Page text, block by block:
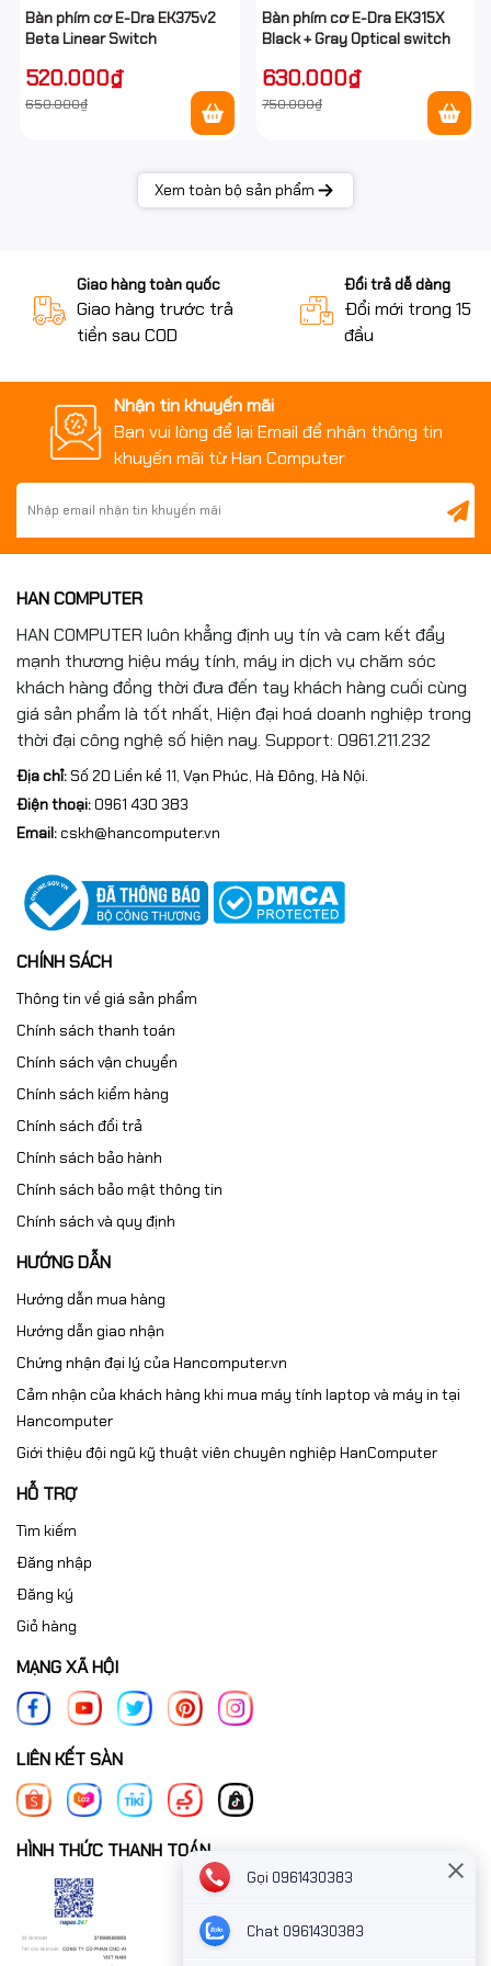
Bàn phím cơ E-Dra EK375v2
Beta Linear Switch
520.000₫
650.000₫
Bàn phím cơ E-Dra EK315X
Black + Gray Optical switch
630.000₫
750.000₫
Xem toàn bộ sản phẩm
Giao hàng toàn quốc
Giao hàng trước trả
tiền sau COD
Đổi trả dễ dàng
Đổi mới trong 15
đầu
Nhận tin khuyến mãi
Bạn vui lòng để lại Email để nhận thông tin
khuyến mãi từ Han Computer
HAN COMPUTER
HAN COMPUTER luôn khẳng định uy tín và cam kết đẩy
mạnh thương hiệu máy tính, máy in dịch vụ chăm sóc
khách hàng đồng thời đưa đến tay khách hàng cuối cùng
giá sản phẩm là tốt nhất, Hiện đại hoá doanh nghiệp trong
thời đại công nghệ số hiện nay. Support: 0961.211.232
Địa chỉ:Số 20 Liền kề 11, Vạn Phúc, Hà Đông, Hà Nội.
Điện thoại:0961 430 383
Email:cskh@hancomputer.vn
CHÍNH SÁCH
Thông tin về giá sản phẩm
Chính sách thanh toán
Chính sách vận chuyển
Chính sách kiểm hàng
Chính sách đổi trả
Chính sách bảo hành
Chính sách bảo mật thông tin
Chính sách và quy định
HƯỚNG DẪN
Hướng dẫn mua hàng
Hướng dẫn giao nhận
Chứng nhận đại lý của Hancomputer.vn
Cảm nhận của khách hàng khi mua máy tính laptop và máy in tại
Hancomputer
Giới thiệu đội ngũ kỹ thuật viên chuyên nghiệp HanComputer
HỖ TRỢ
Tìm kiếm
Đăng nhập
Đăng ký
Giỏ hàng
MẠNG XÃ HỘI
LIÊN KẾT SÀN
HÌNH THỨC THANH TOÁN
Gọi 0961430383
Chat 0961430383